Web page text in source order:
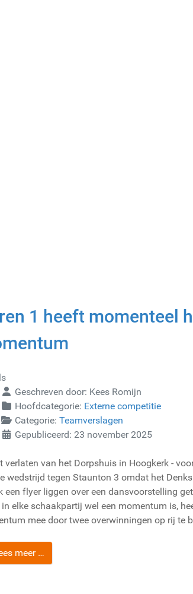
1 heeft momenteel
Geschreven door: Kees Romijn
Hoofdcategorie: Externe competitie
Categorie: Teamverslagen
Gepubliceerd: 23 november 2025
verlaten van het Dorpshuis in Hoogkerk -
wedstrijd tegen Staunton 3 omdat het
een flyer liggen over een dansvoorstelling
in elke schaakpartij wel een momentum is,
mee door twee overwinningen op rij te
meer …